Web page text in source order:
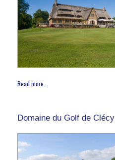
Read more...
Domaine du Golf de Clécy